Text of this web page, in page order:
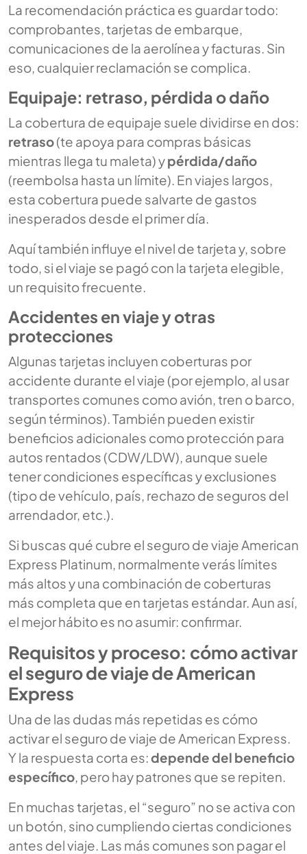
La recomendación práctica es guardar todo:
comprobantes, tarjetas de embarque,
comunicaciones de la aerolínea y facturas. Sin
eso, cualquier reclamación se complica.
Equipaje: retraso, pérdida o daño
La cobertura de equipaje suele dividirse en dos:
retraso(te apoya para compras básicas
mientras llega tu maleta) ypérdida/daño
(reembolsa hasta un límite). En viajes largos,
esta cobertura puede salvarte de gastos
inesperados desde el primer día.
Aquí también influye el nivel de tarjeta y, sobre
todo, si el viaje se pagó con la tarjeta elegible,
un requisito frecuente.
Accidentes en viaje y otras
protecciones
Algunas tarjetas incluyen coberturas por
accidente durante el viaje (por ejemplo, al usar
transportes comunes como avión, tren o barco,
según términos). También pueden existir
beneficios adicionales como protección para
autos rentados (CDW/LDW), aunque suele
tener condiciones específicas y exclusiones
(tipo de vehículo, país, rechazo de seguros del
arrendador, etc.).
Si buscas qué cubre el seguro de viaje American
Express Platinum , normalmente verás límites
más altos y una combinación de coberturas
más completa que en tarjetas estándar. Aun así,
el mejor hábito es no asumir: confirmar.
Requisitos y proceso: cómo activar
el seguro de viaje de American
Express
Una de las dudas más repetidas es cómo
activar el seguro de viaje de American Express
Y la respuesta corta es:depende del beneficio
específico , pero hay patrones que se repiten.
En muchas tarjetas, el “seguro” no se activa con
un botón, sino cumpliendo ciertas condiciones
antes del viaje. Las más comunes son pagar el